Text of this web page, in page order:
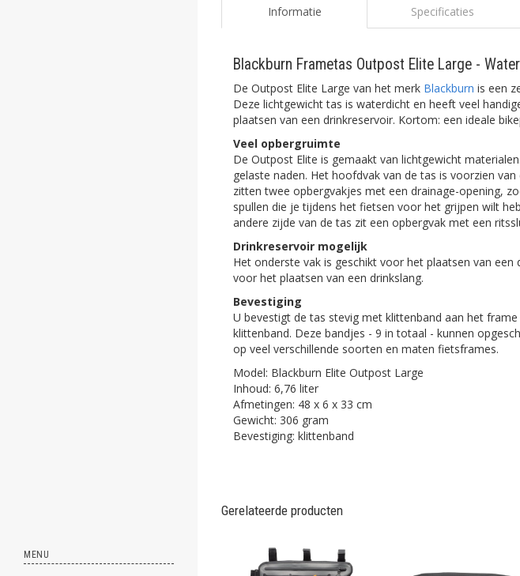
MENU
ghost
Informatie Specificaties
Blackburn Frametas Outpost Elite Large -
De Outpost Elite Large van het merk Blackburn is een
Deze lichtgewicht tas is waterdicht en heeft veel
plaatsen van een drinkreservoir. Kortom: een ideale
Veel opbergruimte
De Outpost Elite is gemaakt van lichtgewicht
gelaste naden. Het hoofdvak van de tas is voorzien
zitten twee opbergvakjes met een drainage-opening,
spullen die je tijdens het fietsen voor het grijpen wilt
andere zijde van de tas zit een opbergvak met een
Drinkreservoir mogelijk
Het onderste vak is geschikt voor het plaatsen van
voor het plaatsen van een drinkslang.
Bevestiging
U bevestigt de tas stevig met klittenband aan het
klittenband. Deze bandjes - 9 in totaal - kunnen
op veel verschillende soorten en maten fietsframes.
Model: Blackburn Elite Outpost Large
Inhoud: 6,76 liter
Afmetingen: 48 x 6 x 33 cm
Gewicht: 306 gram
Bevestiging: klittenband
Gerelateerde producten